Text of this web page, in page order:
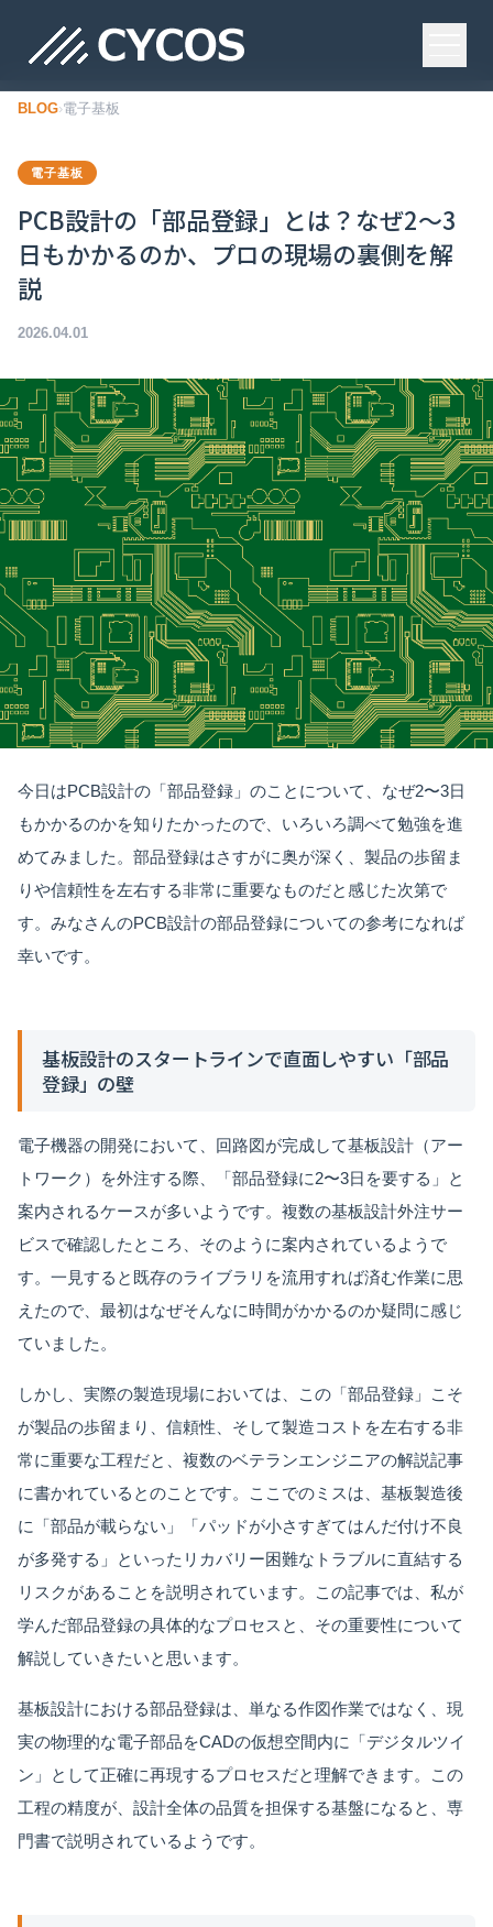
BLOG›電子基板
電子基板
PCB設計の「部品登録」とは？なぜ2〜3
日もかかるのか、プロの現場の裏側を解
説
2026.04.01
今日はPCB設計の「部品登録」のことについて、なぜ2〜3日
もかかるのかを知りたかったので、いろいろ調べて勉強を進
めてみました。部品登録はさすがに奥が深く、製品の歩留ま
りや信頼性を左右する非常に重要なものだと感じた次第で
す。みなさんのPCB設計の部品登録についての参考になれば
幸いです。
基板設計のスタートラインで直面しやすい「部品
登録」の壁
電子機器の開発において、回路図が完成して基板設計（アー
トワーク）を外注する際、「部品登録に2〜3日を要する」と
案内されるケースが多いようです。複数の基板設計外注サー
ビスで確認したところ、そのように案内されているようで
す。一見すると既存のライブラリを流用すれば済む作業に思
えたので、最初はなぜそんなに時間がかかるのか疑問に感じ
ていました。
しかし、実際の製造現場においては、この「部品登録」こそ
が製品の歩留まり、信頼性、そして製造コストを左右する非
常に重要な工程だと、複数のベテランエンジニアの解説記事
に書かれているとのことです。ここでのミスは、基板製造後
に「部品が載らない」「パッドが小さすぎてはんだ付け不良
が多発する」といったリカバリー困難なトラブルに直結する
リスクがあることを説明されています。この記事では、私が
学んだ部品登録の具体的なプロセスと、その重要性について
解説していきたいと思います。
基板設計における部品登録は、単なる作図作業ではなく、現
実の物理的な電子部品をCADの仮想空間内に「デジタルツイ
ン」として正確に再現するプロセスだと理解できます。この
工程の精度が、設計全体の品質を担保する基盤になると、専
門書で説明されているようです。